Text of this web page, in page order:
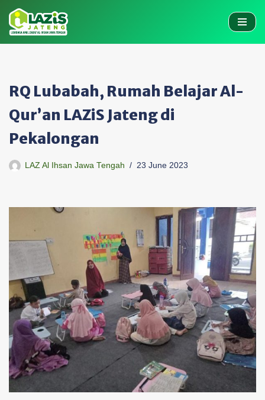
Skip
to
RQ Lubabah, Rumah Belajar Al-
Qur’an LAZiS Jateng di
Pekalongan
LAZ Al Ihsan Jawa Tengah 23 June 2023